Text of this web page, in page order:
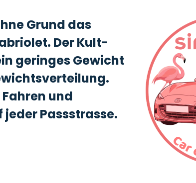
Grund das
Der Kult-
geringes Gewicht
und
Passstrasse.